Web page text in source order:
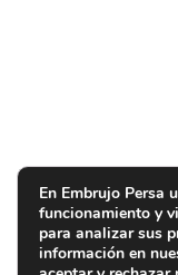
En Embrujo Persa
funcionamiento y
para analizar sus
información en